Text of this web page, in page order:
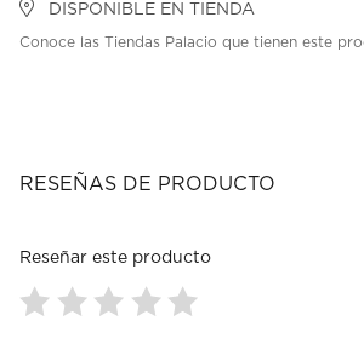
DISPONIBLE EN TIENDA
Conoce las Tiendas Palacio que tienen este
RESEÑAS DE PRODUCTO
Reseñar este producto